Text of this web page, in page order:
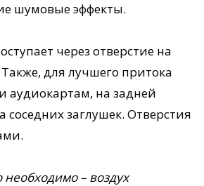
шумовые эффекты.
через отверстие на
для лучшего притока
аудиокартам, на задней
соседних заглушек. Отверстия
необходимо – воздух